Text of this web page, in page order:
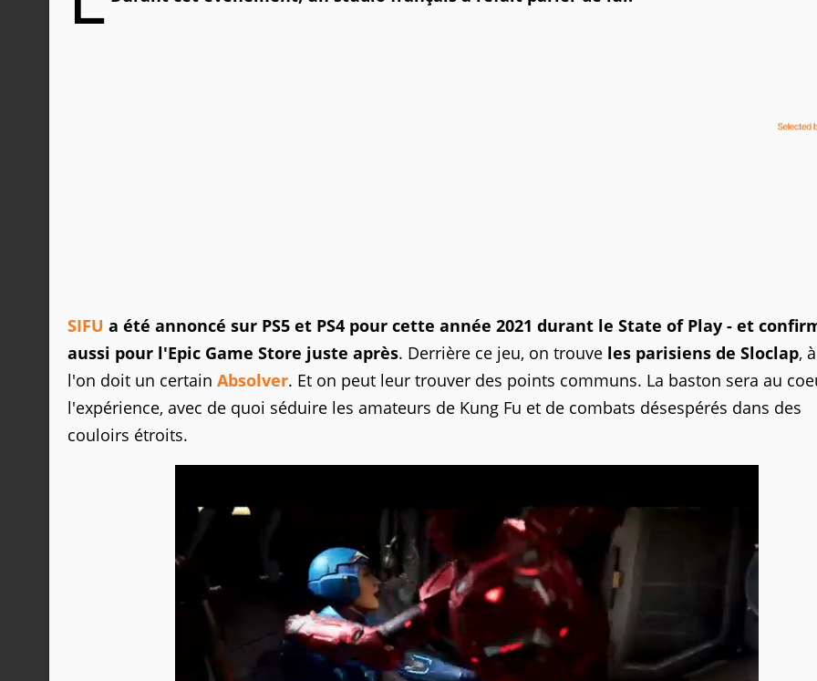
SIFU a été annoncé sur PS5 et PS4 pour cette année 2021 durant le State of Play - et
aussi pour l'Epic Game Store juste après. Derrière ce jeu, on trouve les parisiens de Sloclap,
l'on doit un certain Absolver. Et on peut leur trouver des points communs. La baston sera au
l'expérience, avec de quoi séduire les amateurs de Kung Fu et de combats désespérés dans des
couloirs étroits.